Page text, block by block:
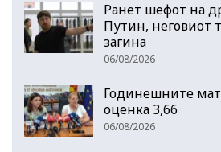
Ранет шефот на
Путин, неговиот
загина
06/08/2026
Годинешните
оценка 3,66
06/08/2026